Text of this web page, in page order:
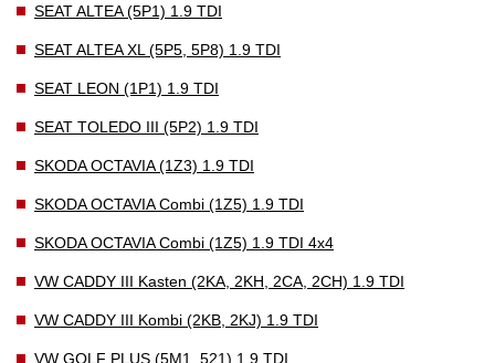
SEAT ALTEA (5P1) 1.9 TDI
SEAT ALTEA XL (5P5, 5P8) 1.9 TDI
SEAT LEON (1P1) 1.9 TDI
SEAT TOLEDO III (5P2) 1.9 TDI
SKODA OCTAVIA (1Z3) 1.9 TDI
SKODA OCTAVIA Combi (1Z5) 1.9 TDI
SKODA OCTAVIA Combi (1Z5) 1.9 TDI 4x4
VW CADDY III Kasten (2KA, 2KH, 2CA, 2CH) 1.9 TDI
VW CADDY III Kombi (2KB, 2KJ) 1.9 TDI
VW GOLF PLUS (5M1, 521) 1.9 TDI